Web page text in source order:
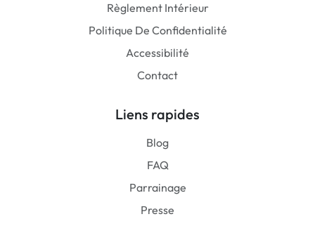
Règlement Intérieur
Politique De Confidentialité
Accessibilité
Contact
Liens rapides
Blog
FAQ
Parrainage
Presse